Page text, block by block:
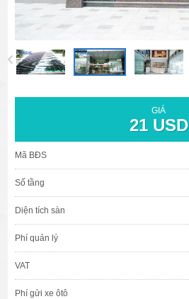
GIÁ
21 USD
Mã BĐS
Số tầng
Diện tích sàn
Phí quản lý
VAT
Phí gửi xe ôtô
văn phòng cho thuê quận 3
văn phòng quận 1
văn phòng quận 3
cao ốc văn phòng quận 3